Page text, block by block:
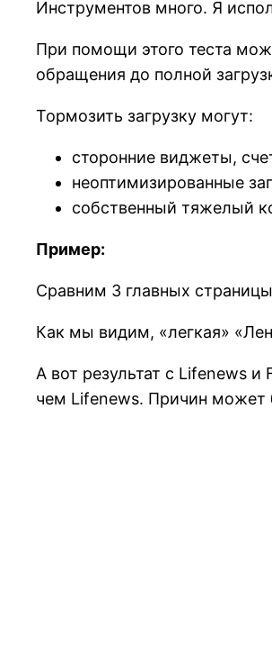
Инструментов много. Я
При помощи этого теста
обращения до полной
Тормозить загрузку могут:
сторонние виджеты,
неоптимизированные
собственный тяжелый
Пример:
Сравним 3 главных
Как мы видим, «легкая»
А вот результат с Lifenews
чем Lifenews. Причин может